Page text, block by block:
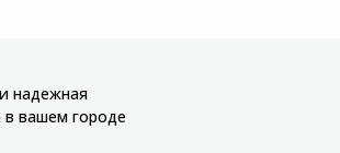
надежная
в вашем городе